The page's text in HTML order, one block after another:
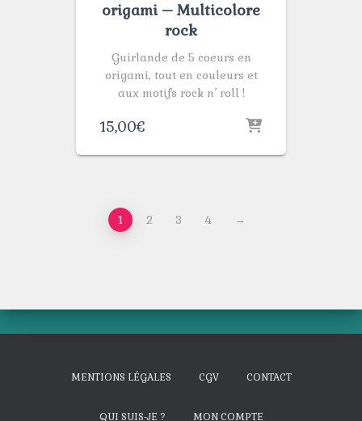
origami – Multicolore
rock
Guirlande de 5 coeurs en
origami, tout en couleurs et
aux motifs rock n’ roll !
15,00€
1 2 3 4 →
MENTIONS LÉGALES CGV CONTACT
QUI SUIS-JE ? MON COMPTE